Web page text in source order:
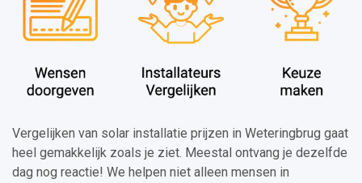
Vergelijken van solar installatie prijzen in Weteringbrug gaat
heel gemakkelijk zoals je ziet. Meestal ontvang je dezelfde
dag nog reactie! We helpen niet alleen mensen in